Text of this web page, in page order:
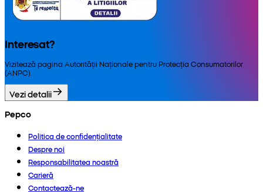
Interesat?
Vizitează pagina Autorității Naționale pentru Protecția Consumatorilor
(ANPC).
Vezi detalii
Pepco
Politica de confidențialitate
Despre noi
Responsabilitatea noastră
Carieră
Contactează-ne